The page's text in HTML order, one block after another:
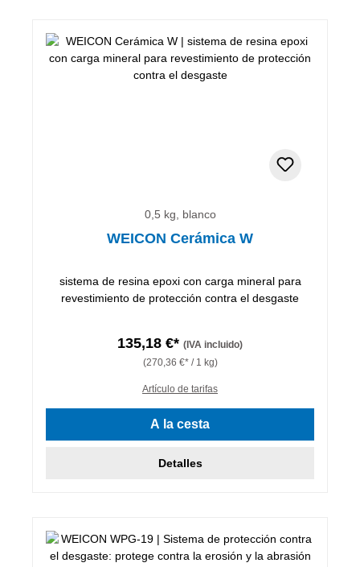
0,5 kg, blanco
WEICON Cerámica W
sistema de resina epoxi con carga mineral para
revestimiento de protección contra el desgaste
135,18 €* (IVA incluido)
(270,36 €* / 1 kg)
Artículo de tarifas
A la cesta
Detalles